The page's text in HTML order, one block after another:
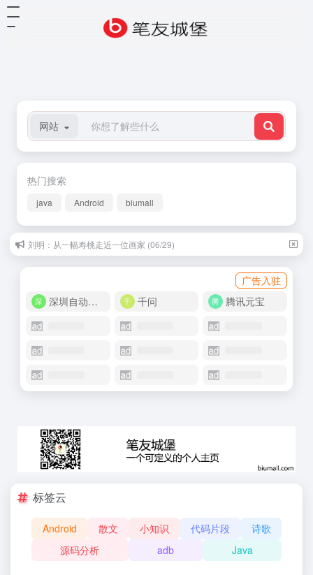
网站
热门搜索
java Android biumall
刘明：从一幅寿桃走近一位画家 (06/29)
广告入驻
深圳自动化商城
千问 腾讯元宝
标签云
Android 散文 小知识 代码片段
诗歌
源码分析
adb Java